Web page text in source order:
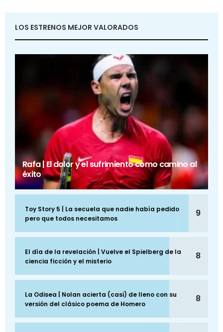
LOS ESTRENOS MEJOR VALORADOS
Rafa | El dolor y el sufrimiento como camino al
éxito
Toy Story 5 | La secuela que nadie había pedido
pero que todos necesitamos
9
El día de la revelación | Vuelve el Spielberg de la
ciencia ficción y el misterio
8
La Odisea | Nolan acierta (casi) de lleno con su
versión del clásico poema de Homero
8